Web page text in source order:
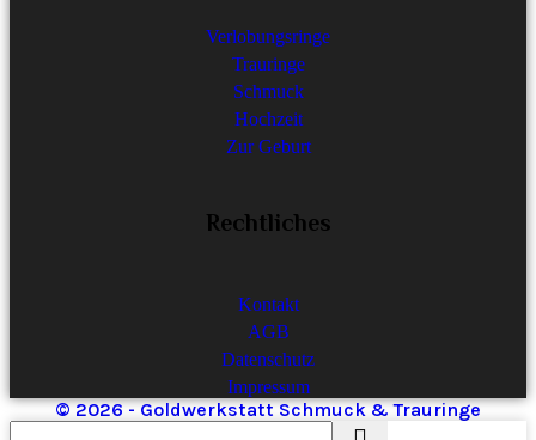
Verlobungsringe
Trauringe
Schmuck
Hochzeit
Zur Geburt
Rechtliches
Kontakt
AGB
Datenschutz
Impressum
© 2026 - Goldwerkstatt Schmuck & Trauringe